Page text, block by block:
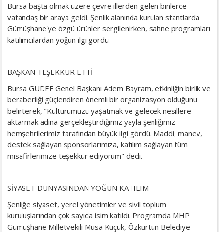
Bursa başta olmak üzere çevre illerden gelen binlerce
vatandaş bir araya geldi. Şenlik alanında kurulan stantlarda
Gümüşhane'ye özgü ürünler sergilenirken, sahne programları
katılımcılardan yoğun ilgi gördü.
BAŞKAN TEŞEKKÜR ETTİ
Bursa GÜDEF Genel Başkanı Adem Bayram, etkinliğin birlik ve
beraberliği güçlendiren önemli bir organizasyon olduğunu
belirterek, "Kültürümüzü yaşatmak ve gelecek nesillere
aktarmak adına gerçekleştirdiğimiz yayla şenliğimiz
hemşehrilerimiz tarafından büyük ilgi gördü. Maddi, manev,
destek sağlayan sponsorlarımıza, katılım sağlayan tüm
misafirlerimize teşekkür ediyorum" dedi.
SİYASET DÜNYASINDAN YOĞUN KATILIM
Şenliğe siyaset, yerel yönetimler ve sivil toplum
kuruluşlarından çok sayıda isim katıldı. Programda MHP
Gümüşhane Milletvekili Musa Küçük, Özkürtün Belediye